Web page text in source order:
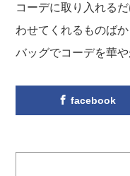
コーデに取り入れる
わせてくれるものば
バッグでコーデを華
facebook